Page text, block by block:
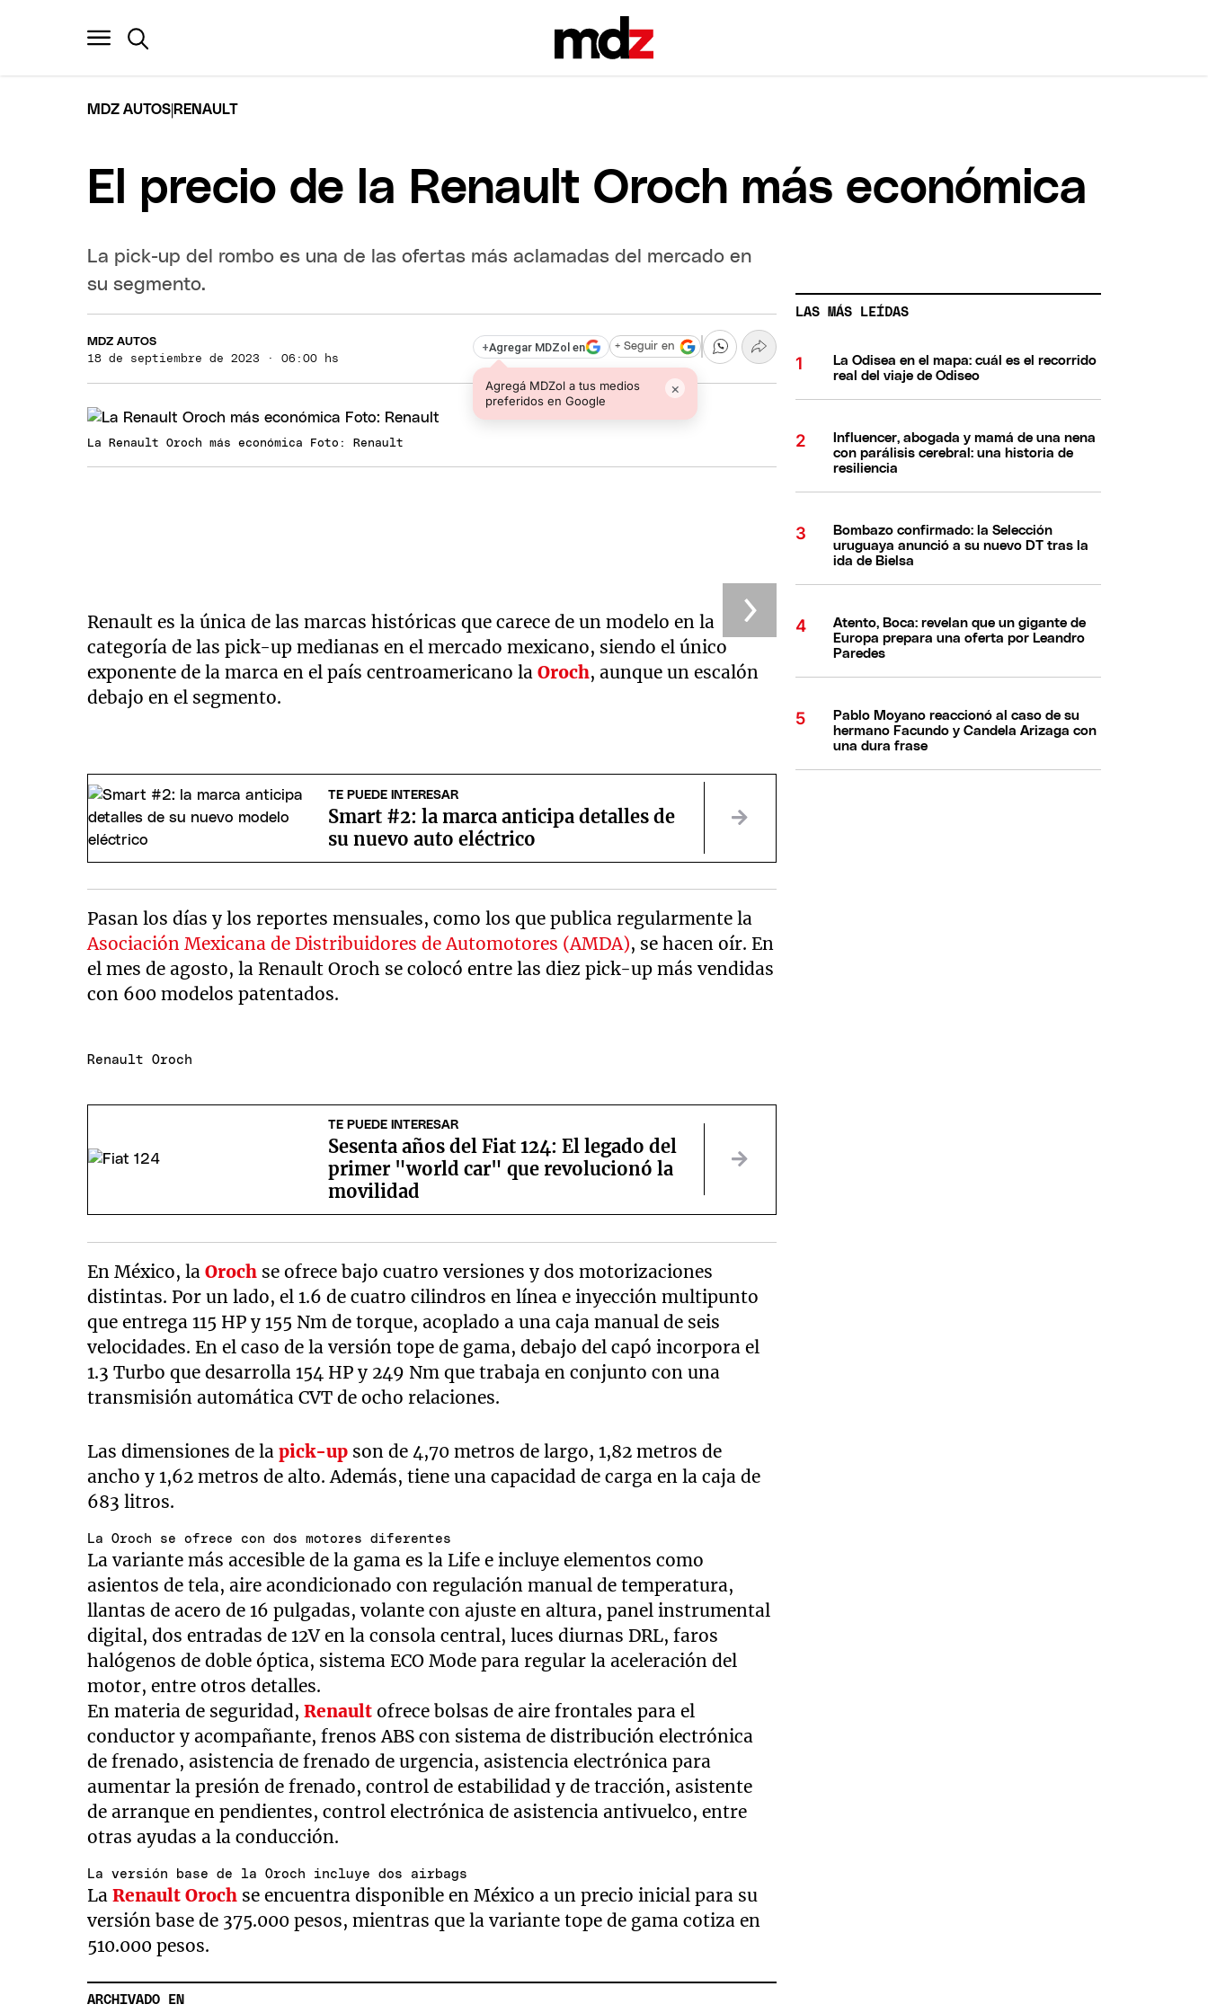
MDZ AUTOS RENAULT
El precio de la Renault Oroch más económica
La pick-up del rombo es una de las ofertas más aclamadas del mercado en
su segmento.
MDZ AUTOS
18 de septiembre de 2023 · 06:00 hs
+Agregar MDZol en
Agregá MDZol a tus medios
preferidos en Google
×
+ Seguir en
La Renault Oroch más económica Foto: Renault
Renault es la única de las marcas históricas que carece de un modelo en la
categoría de las pick-up medianas en el mercado mexicano, siendo el único
exponente de la marca en el país centroamericano laOroch, aunque un escalón
debajo en el segmento.
TE PUEDE INTERESAR
Smart #2: la marca anticipa detalles de
su nuevo auto eléctrico
Pasan los días y los reportes mensuales, como los que publica regularmente la
Asociación Mexicana de Distribuidores de Automotores (AMDA), se hacen oír. En
el mes de agosto, la Renault Oroch se colocó entre las diez pick-up más vendidas
con 600 modelos patentados.
Renault Oroch
TE PUEDE INTERESAR
Sesenta años del Fiat 124: El legado del
primer "world car" que revolucionó la
movilidad
En México, laOroch se ofrece bajo cuatro versiones y dos motorizaciones
distintas. Por un lado, el 1.6 de cuatro cilindros en línea e inyección multipunto
que entrega 115 HP y 155 Nm de torque, acoplado a una caja manual de seis
velocidades. En el caso de la versión tope de gama, debajo del capó incorpora el
1.3 Turbo que desarrolla 154 HP y 249 Nm que trabaja en conjunto con una
transmisión automática CVT de ocho relaciones.
Las dimensiones de lapick-up son de 4,70 metros de largo, 1,82 metros de
ancho y 1,62 metros de alto. Además, tiene una capacidad de carga en la caja de
683 litros.
La Oroch se ofrece con dos motores diferentes
La variante más accesible de la gama es la Life e incluye elementos como
asientos de tela, aire acondicionado con regulación manual de temperatura,
llantas de acero de 16 pulgadas, volante con ajuste en altura, panel instrumental
digital, dos entradas de 12V en la consola central, luces diurnas DRL, faros
halógenos de doble óptica, sistema ECO Mode para regular la aceleración del
motor, entre otros detalles.
En materia de seguridad,Renault ofrece bolsas de aire frontales para el
conductor y acompañante, frenos ABS con sistema de distribución electrónica
de frenado, asistencia de frenado de urgencia, asistencia electrónica para
aumentar la presión de frenado, control de estabilidad y de tracción, asistente
de arranque en pendientes, control electrónica de asistencia antivuelco, entre
otras ayudas a la conducción.
La versión base de la Oroch incluye dos airbags
LaRenault Oroch se encuentra disponible en México a un precio inicial para su
versión base de 375.000 pesos, mientras que la variante tope de gama cotiza en
510.000 pesos.
ARCHIVADO EN
LAS MÁS LEÍDAS
La Odisea en el mapa: cuál es el recorrido
real del viaje de Odiseo
Influencer, abogada y mamá de una nena
con parálisis cerebral: una historia de
resiliencia
Bombazo confirmado: la Selección
uruguaya anunció a su nuevo DT tras la
ida de Bielsa
Atento, Boca: revelan que un gigante de
Europa prepara una oferta por Leandro
Paredes
Pablo Moyano reaccionó al caso de su
hermano Facundo y Candela Arizaga con
una dura frase